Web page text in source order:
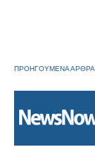
ΠΡΟΗΓΟΥΜΕΝΑ ΑΡΘΡΑ